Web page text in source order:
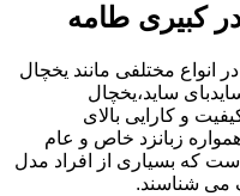
کبیری طامه
مختلفی مانند یخچال
ساید،یخچال
و کارایی بالای
زبانزد خاص و عام
که بسیاری از افراد مدل
می شناسند.